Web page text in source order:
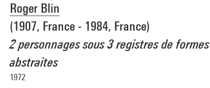
Roger Blin
(1907, France - 1984, France)
2 personnages sous 3 registres de formes
abstraites
1972